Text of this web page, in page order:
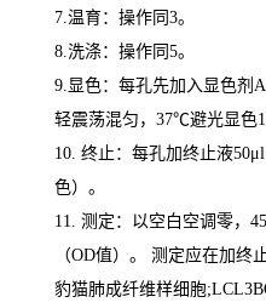
7. 温育：操作同 3。
8. 洗涤：操作同 5。
9. 显色：每孔先加入显色剂
轻震荡混匀， 37℃避光显色
10. 终止：每孔加终止液50μl
色）。
11. 测定：以空白空调零，
（OD值）。 测定应在加终
豹猫肺成纤维样细胞